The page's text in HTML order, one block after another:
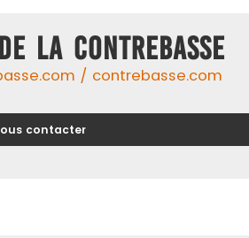
LA CONTREBASSE
/ contrebasse.com
contacter